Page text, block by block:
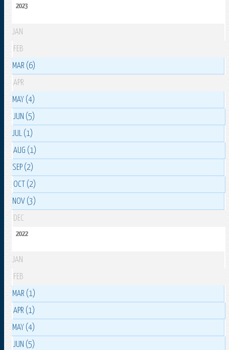
2023
JAN
FEB
MAR (6)
APR
MAY (4)
JUN (5)
JUL (1)
AUG (1)
SEP (2)
OCT (2)
NOV (3)
DEC
2022
JAN
FEB
MAR (1)
APR (1)
MAY (4)
JUN (5)